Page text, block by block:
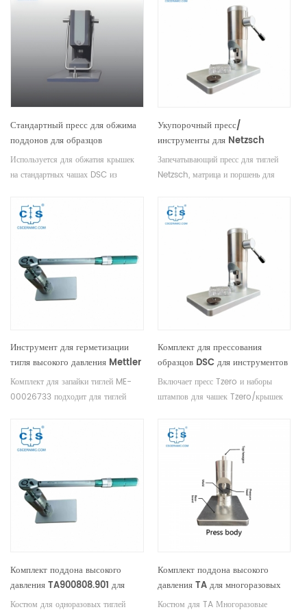
уплотнения: ME-51140403.
закрываются с одинаковым
крутящим моментом.
Стандартный пресс для обжима
поддонов для образцов
PerKinElmer 02190048
Используется для обжатия крышек
на стандартных чашах DSC из
Конструкция включает сменную
обжимную головку.
Укупорочный пресс/
инструменты для Netzsch
6.240.10-80.0.00A
Запечатывающий пресс для тиглей
Netzsch, матрица и поршень для
алюминиевый тигель и крышка.
Инструмент для герметизации
тигля высокого давления Mettler
Toledo ME-00026733 для
одноразового тигля высокого
Комплект для запайки тиглей ME-
00026733 подходит для тиглей
(ME-30077139/ME-
00026731/ME-00026732.
Комплект для прессования
образцов DSC для инструментов
TA 901600.901
Включает пресс Tzero и наборы
штампов для чашек Tzero/крышек
крышек Tzero, чашек Tzero/
герметичных крышек Tzero,
стандартных алюминиевых ванн/
крышек и стандартных герметичных
ванн/крышек.
Комплект поддона высокого
давления TA900808.901 для
одноразовых капсул высокого
Костюм для одноразовых тиглей
Комплект поддона высокого
давления TA для многоразовых
капсул высокого давления
Костюм для TA Многоразовые